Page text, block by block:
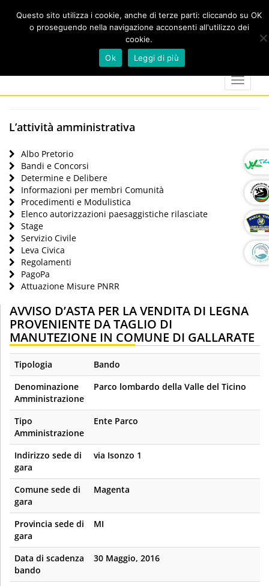
marker
calendar
Toggle
L’attività amministrativa
Albo Pretorio
Bandi e Concorsi
Determine e Delibere
Informazioni per membri Comunità
Procedimenti e Modulistica
Elenco autorizzazioni paesaggistiche rilasciate
Stage
Servizio Civile
Leva Civica
Regolamenti
PagoPa
Attuazione Misure PNRR
AVVISO D’ASTA PER LA VENDITA DI LEGNA
PROVENIENTE DA TAGLIO DI
MANUTEZIONE IN COMUNE DI GALLARATE
Tipologia
Bando
Denominazione
Amministrazione
Parco lombardo della Valle del Ticino
Tipo
Amministrazione
Ente Parco
Indirizzo sede di
gara
via Isonzo 1
Comune sede di
gara
Magenta
Provincia sede di
gara
MI
Data di scadenza
bando
30 Maggio, 2016
Questo sito utilizza i cookie, anche di terze parti: cliccando su OK
o proseguendo nella navigazione acconsenti all'utilizzo dei
cookie.
Ok
Leggi di più